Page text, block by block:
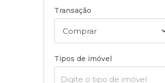
Transação
Tipos de imóvel